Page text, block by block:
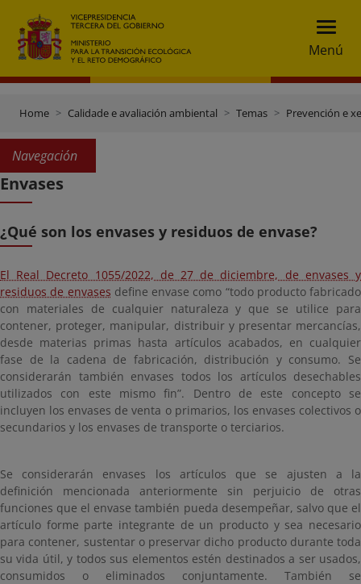
Menú
Home Calidade e avaliación ambiental Temas Prevención e
Navegación
Envases
¿Qué son los envases y residuos de envase?
El Real Decreto 1055/2022, de 27 de diciembre, de envases y
residuos de envases define envase como “todo producto fabricado
con materiales de cualquier naturaleza y que se utilice para
contener, proteger, manipular, distribuir y presentar mercancías,
desde materias primas hasta artículos acabados, en cualquier
fase de la cadena de fabricación, distribución y consumo. Se
considerarán también envases todos los artículos desechables
utilizados con este mismo fin”. Dentro de este concepto se
incluyen los envases de venta o primarios, los envases colectivos o
secundarios y los envases de transporte o terciarios.
Se considerarán envases los artículos que se ajusten a la
definición mencionada anteriormente sin perjuicio de otras
funciones que el envase también pueda desempeñar, salvo que el
artículo forme parte integrante de un producto y sea necesario
para contener, sustentar o preservar dicho producto durante toda
su vida útil, y todos sus elementos estén destinados a ser usados,
consumidos o eliminados conjuntamente. También se